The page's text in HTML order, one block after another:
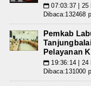
📅 07:03:37 | 25
Dibaca:132468
Pemkab
Pelayanan
📅 19:36:14 | 24
Dibaca:131000